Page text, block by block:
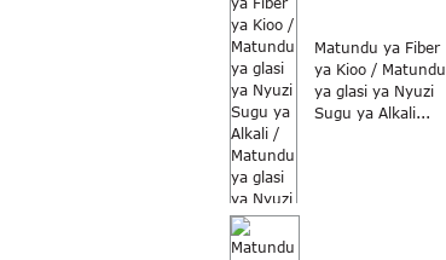
Matundu ya Fiber
ya Kioo / Matundu
ya glasi ya Nyuzi
Sugu ya Alkali...